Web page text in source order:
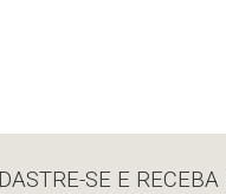
SE E RECEBA